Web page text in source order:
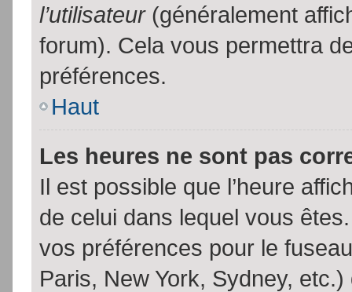
l’utilisateur(généralement
forum). Cela vous permettra
préférences.
Haut
Les heures ne sont pas
Il est possible que l’heure
de celui dans lequel vous
vos préférences pour le
Paris, New York, Sydney,